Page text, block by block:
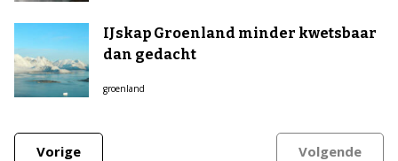
IJskap Groenland minder kwetsbaar
dan gedacht
groenland
Vorige Volgende